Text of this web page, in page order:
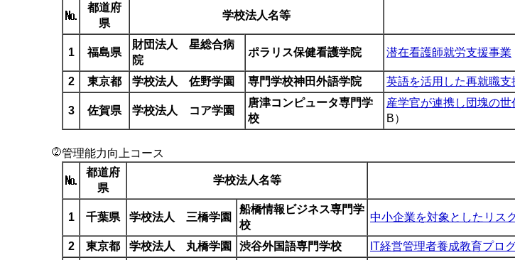
都道府
県
学校法人名等
1 福島県
財団法人 星総合病
院
ポラリス保健看護学院 潜在看護師就労支援事業
2 東京都 学校法人 佐野学園 専門学校神田外語学院 英語を活用した再就職支
3 佐賀県 学校法人 コア学園
唐津コンピュータ専門学
校
産学官が連携し団塊の
B）
管理能力向上コース
都道府
県
学校法人名等
1 千葉県 学校法人 三橋学園
船橋情報ビジネス専門学
校
中小企業を対象としたリス
2 東京都 学校法人 丸橋学園 渋谷外国語専門学校 IT経営管理者養成教育プロ